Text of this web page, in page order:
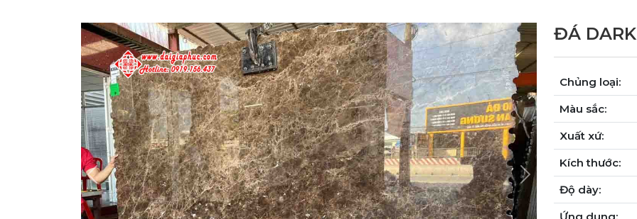
Previous Next
ĐÁ
Chủng loại:
Màu sắc:
Xuất xứ:
Kích thước:
Độ dày: